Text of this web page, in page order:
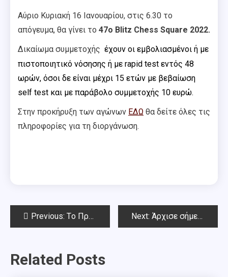
Αύριο Κυριακή 16 Ιανουαρίου, στις 6.30 το
απόγευμα, θα γίνει το 47ο Blitz Chess Square 2022.
Δικαίωμα συμμετοχής έχουν οι εμβολιασμένοι ή με
πιστοποιητικό νόσησης ή με rapid test εντός 48
ωρών, όσοι δε είναι μέχρι 15 ετών με βεβαίωση
self test και με παράβολο συμμετοχής 10 ευρώ.
Στην προκήρυξη των αγώνων ΕΔΩ θα δείτε όλες τις
πληροφορίες για τη διοργάνωση.
PostPrevious: Tο Πρωτοχρονιάτικο Όπεν Chess Square «Αχιλλέας Μητσάκος» 2022 (9ος γύρος – Απονομές)) Next: Άρχισε σήμερα το 6o Όπεν Θωμάς Γεωργίου
Related Posts